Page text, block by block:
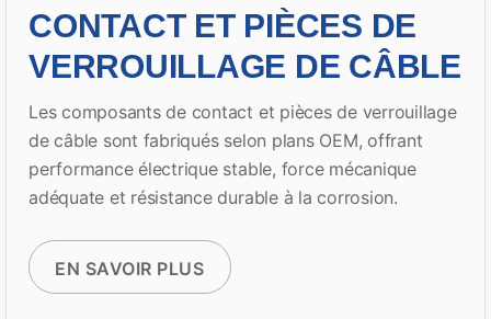
CONTACT ET PIÈCES DE
VERROUILLAGE DE CÂBLE
Les composants de contact et pièces de verrouillage
de câble sont fabriqués selon plans OEM, offrant
performance électrique stable, force mécanique
adéquate et résistance durable à la corrosion.
EN SAVOIR PLUS